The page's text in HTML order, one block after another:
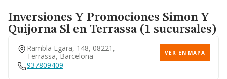
Inversiones Y Promociones Simon Y
Quijorna Sl en Terrassa (1 sucursales)
Rambla Egara, 148, 08221,
Terrassa, Barcelona
VER EN MAPA
937809409